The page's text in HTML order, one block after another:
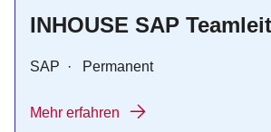
INHOUSE SAP
SAP · Permanent
Mehr erfahren